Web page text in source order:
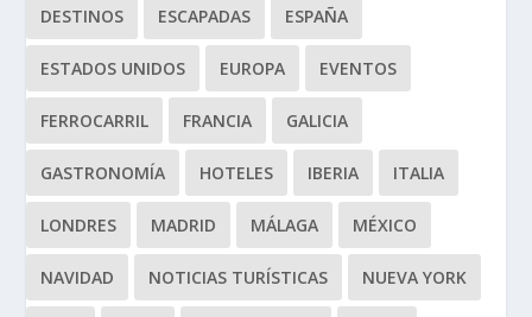
DESTINOS ESCAPADAS ESPAÑA
ESTADOS UNIDOS EUROPA EVENTOS
FERROCARRIL FRANCIA GALICIA
GASTRONOMÍA HOTELES IBERIA ITALIA
LONDRES MADRID MÁLAGA MÉXICO
NAVIDAD NOTICIAS TURÍSTICAS NUEVA YORK